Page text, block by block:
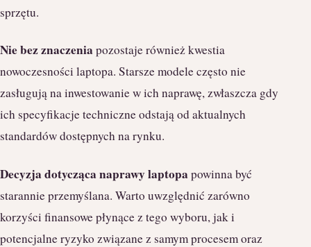
sprzętu.
Nie bez znaczenia pozostaje również kwestia
nowoczesności laptopa. Starsze modele często nie
zasługują na inwestowanie w ich naprawę, zwłaszcza gdy
ich specyfikacje techniczne odstają od aktualnych
standardów dostępnych na rynku.
Decyzja dotycząca naprawy laptopa powinna być
starannie przemyślana. Warto uwzględnić zarówno
korzyści finansowe płynące z tego wyboru, jak i
potencjalne ryzyko związane z samym procesem oraz